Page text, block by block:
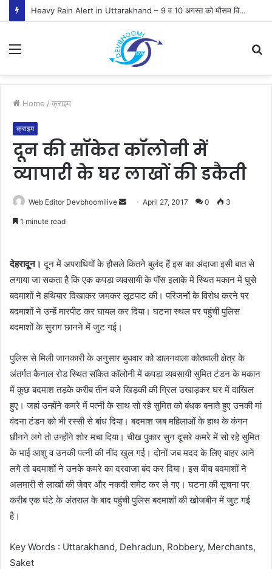
Heavy Rain Alert in Uttarakhand – 9 व 10 अगस्त को मौसम विभाग ने जारी किया ऑरेंज व येलो अलर्ट
Menu
Home / क्राइम
क्राइम
दून की सॉकेत कॉलोनी में
व्यापारी के घर लाखों की डकैती
Web Editor Devbhoomilive
SendApril 27, 2017 0 3
1 minute read
देहरादून। दून में अपराधियों के हौसले कितने बुलंद हैं इस का अंदाजा इसी बात से
लगाया जा सकता है कि एक कपड़ा व्यवसायी के पॉस इलाके में स्थित मकान में घुसे
बदमाशों ने हथियार दिखाकर जमकर लूटपाट की। परिजनों के विरोध करने पर
बदमाशों ने उन्हें मारपीट कर घायल कर दिया। घटना स्थल पर पहुंची पुलिस
बदमाशों के सुराग छानने में जुट गई।
पुलिस से मिली जानकारी के अनुसार बुधवार को डालनवाला कोतवाली क्षेत्र के
अंतर्गत कैनाल रोड स्थित सॉकेत कॉलोनी में कपड़ा व्यवसायी सुमित टंडन के मकान
में कुछ बदमाश तड़के करीब तीन बजे खिड़की की ग्रिल उखाड़कर घर में दाखिल
हुए। जहां उन्होंने कमरे में पत्नी के साथ सो रहे सुमित को बंधक बनाते हुए उनकी मां
वंदना टंडन को भी रस्सी से बांध दिया। बदमाश जब महिलाओं के हाथ के कंगन
छीनने लगे तो उन्होंने शोर मचा दिया। चीख पुकार सुन दूसरे कमरे में सो रहे सुमित
के भाई आशु व उनकी पत्नी की नींद खुल गई। दोनों जब मदद के लिए बाहर आने
लगे तो बदमाशों ने उनके कमरे का दरवाजा बंद कर दिया। इस बीच बदमाशों ने
अलमारी से लाखों की जेवर और नकदी समेट कर ले गए। घटना की सूचना पर
करीब एक घंटे के अंतराल के बाद पहुंची पुलिस बदमाशों की खोजबीन में जुट गई
है।
Key Words : Uttarakhand, Dehradun, Robbery, Merchants,
Saket